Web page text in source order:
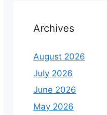
Archives
August 2026
July 2026
June 2026
May 2026